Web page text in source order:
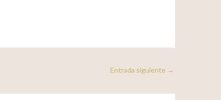
Entrada siguiente →